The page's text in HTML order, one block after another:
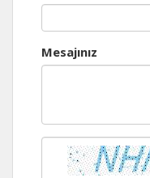
Mesajınız